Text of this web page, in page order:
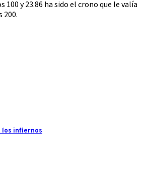
y 23.86 ha sido el crono que le valía
200.
los infiernos